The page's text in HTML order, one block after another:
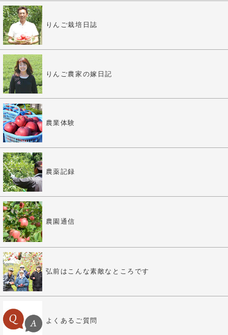
りんご栽培日誌
りんご農家の嫁日記
農業体験
農薬記録
農園通信
弘前はこんな素敵なところです
よくあるご質問